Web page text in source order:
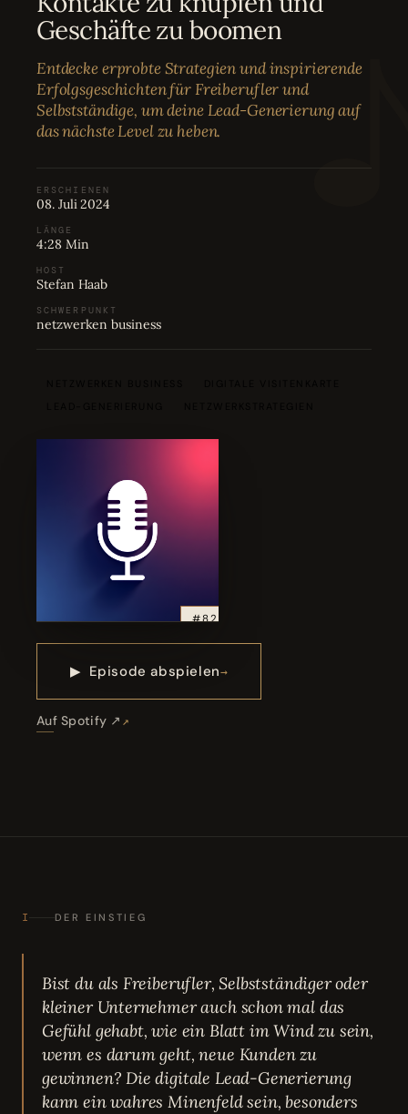
04 Bewertungen
05 Karriere
06 Partnerprogramm
Geschäfte zu boomen
Entdecke erprobte Strategien und inspirierende
Erfolgsgeschichten für Freiberufler und
Selbstständige, um deine Lead-Generierung auf
das nächste Level zu heben.
ERSCHIENEN
08. Juli 2024
LÄNGE
4:28 Min
HOST
Stefan Haab
SCHWERPUNKT
netzwerken business
#82
▶ Episode abspielen
Auf Spotify ↗
I DER EINSTIEG
Bist du als Freiberufler, Selbstständiger oder
kleiner Unternehmer auch schon mal das
Gefühl gehabt, wie ein Blatt im Wind zu sein,
wenn es darum geht, neue Kunden zu
gewinnen? Die digitale Lead-Generierung
kann ein wahres Minenfeld sein, besonders